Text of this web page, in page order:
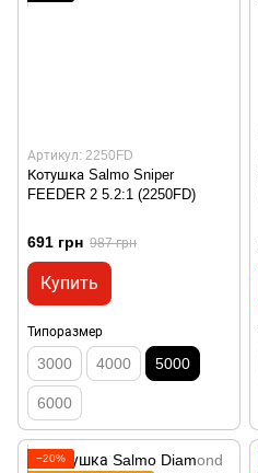
Артикул: 2250FD
Котушка Salmo Sniper
FEEDER 2 5.2:1 (2250FD)
691 грн 987 грн
Купить
Типоразмер
3000 4000 5000
6000
−20%